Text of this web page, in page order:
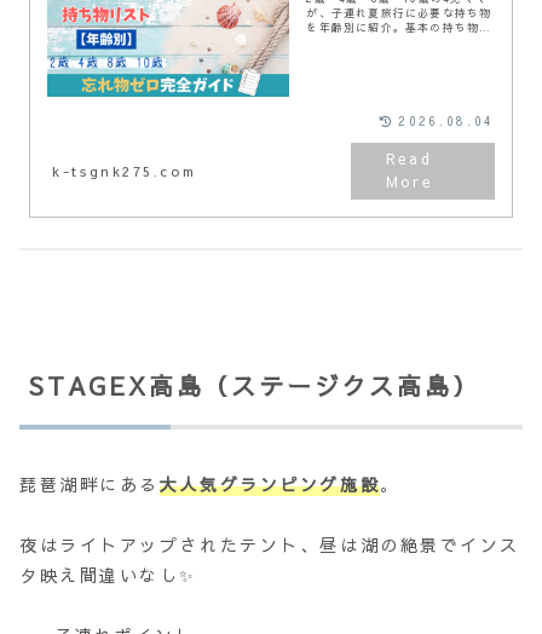
が、子連れ夏旅行に必要な持ち物
を年齢別に紹介。基本の持ち物か
k-tsgnk275.com
2026.08.04
STAGEX高島（ステージクス高島）
琵琶湖畔にある 大人気グランピング施設。
夜はライトアップされたテント、昼は湖の絶景でインス
タ映え間違いなし✨